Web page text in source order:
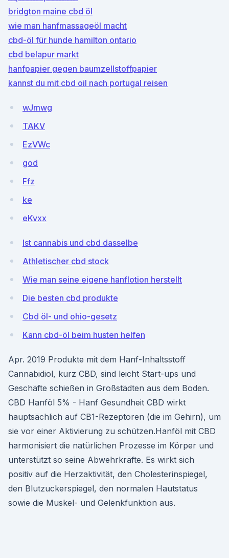
bridgton maine cbd öl
wie man hanfmassageöl macht
cbd-öl für hunde hamilton ontario
cbd belapur markt
hanfpapier gegen baumzellstoffpapier
kannst du mit cbd oil nach portugal reisen
wJmwg
TAKV
EzVWc
god
Ffz
ke
eKvxx
Ist cannabis und cbd dasselbe
Athletischer cbd stock
Wie man seine eigene hanflotion herstellt
Die besten cbd produkte
Cbd öl- und ohio-gesetz
Kann cbd-öl beim husten helfen
Apr. 2019 Produkte mit dem Hanf-Inhaltsstoff
Cannabidiol, kurz CBD, sind leicht Start-ups und
Geschäfte schießen in Großstädten aus dem Boden.
CBD Hanföl 5% - Hanf Gesundheit CBD wirkt
hauptsächlich auf CB1-Rezeptoren (die im Gehirn), um
sie vor einer Aktivierung zu schützen.Hanföl mit CBD
harmonisiert die natürlichen Prozesse im Körper und
unterstützt so seine Abwehrkräfte. Es wirkt sich
positiv auf die Herzaktivität, den Cholesterinspiegel,
den Blutzuckerspiegel, den normalen Hautstatus
sowie die Muskel- und Gelenkfunktion aus.